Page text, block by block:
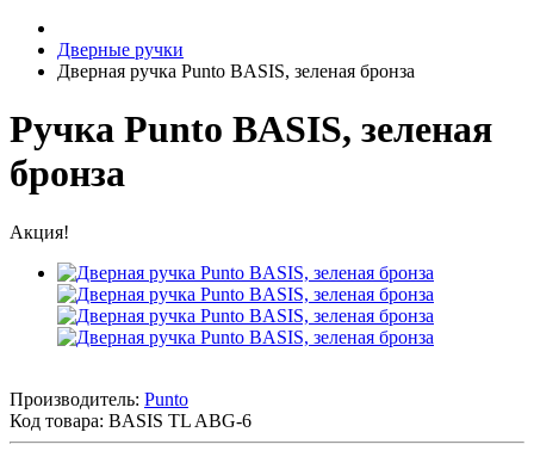
Дверные ручки
Дверная ручка Punto BASIS, зеленая бронза
Ручка Punto BASIS, зеленая
бронза
Акция!
Производитель: Punto
Код товара: BASIS TL ABG-6